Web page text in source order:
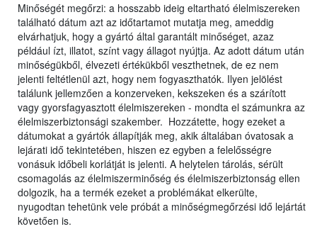
Minőségét megőrzi: a hosszabb ideig eltartható élelmiszereken
található dátum azt az időtartamot mutatja meg, ameddig
elvárhatjuk, hogy a gyártó által garantált minőséget, azaz
például ízt, illatot, színt vagy állagot nyújtja. Az adott dátum után
minőségükből, élvezeti értékükből veszthetnek, de ez nem
jelenti feltétlenül azt, hogy nem fogyaszthatók. Ilyen jelölést
találunk jellemzően a konzerveken, kekszeken és a szárított
vagy gyorsfagyasztott élelmiszereken - mondta el számunkra az
élelmiszerbiztonsági szakember. Hozzátette, hogy ezeket a
dátumokat a gyártók állapítják meg, akik általában óvatosak a
lejárati idő tekintetében, hiszen ez egyben a felelősségre
vonásuk időbeli korlátját is jelenti. A helytelen tárolás, sérült
csomagolás az élelmiszerminőség és élelmiszerbiztonság ellen
dolgozik, ha a termék ezeket a problémákat elkerülte,
nyugodtan tehetünk vele próbát a minőségmegőrzési idő lejártát
követően is.